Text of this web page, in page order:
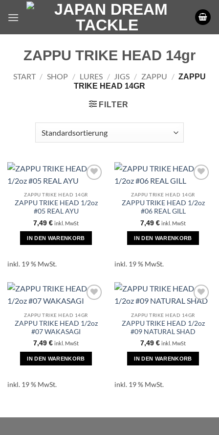
Inhalt
ZAPPU TRIKE HEAD 14gr
START / SHOP / LURES / JIGS / ZAPPU / ZAPPU
TRIKE HEAD 14GR
FILTER
ZAPPU TRIKE HEAD 14GR
ZAPPU TRIKE HEAD 1/2oz
#05 REAL AYU
7,49 € inkl. MwSt
IN DEN WARENKORB
inkl. 19 % MwSt.
ZAPPU TRIKE HEAD 14GR
ZAPPU TRIKE HEAD 1/2oz
#06 REAL GILL
7,49 € inkl. MwSt
IN DEN WARENKORB
inkl. 19 % MwSt.
ZAPPU TRIKE HEAD 14GR
ZAPPU TRIKE HEAD 1/2oz
#07 WAKASAGI
7,49 € inkl. MwSt
IN DEN WARENKORB
inkl. 19 % MwSt.
ZAPPU TRIKE HEAD 14GR
ZAPPU TRIKE HEAD 1/2oz
#09 NATURAL SHAD
7,49 € inkl. MwSt
IN DEN WARENKORB
inkl. 19 % MwSt.